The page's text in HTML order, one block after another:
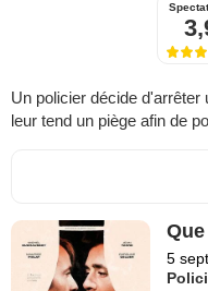
Un policier décide
leur tend un piège afin de
5